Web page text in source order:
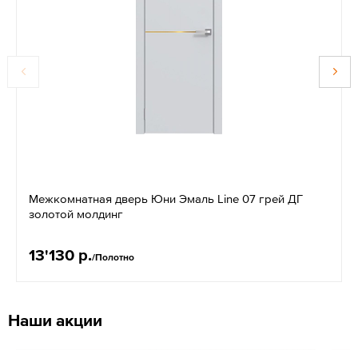
Межкомнатная дверь Юни Эмаль Line 07 грей ДГ
золотой молдинг
13'130 р./Полотно
Наши акции